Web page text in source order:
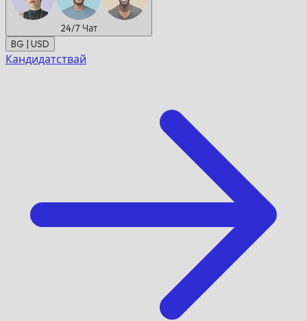
24/7 Чат
BG | USD
Кандидатствай